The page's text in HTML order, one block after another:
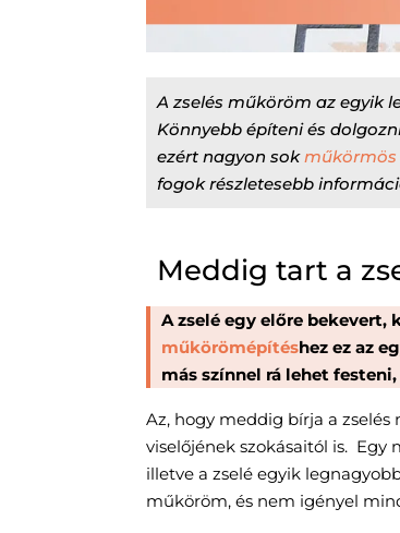
A zselés műköröm az egyik
Könnyebb építeni és
ezért nagyon sok műkörmös
fogok részletesebb
Meddig tart a
A zselé egy előre bekevert,
műkörömépítéshez ez az
más színnel rá lehet
Az, hogy meddig bírja a
viselőjének szokásaitól is.
illetve a zselé egyik
műköröm, és nem igényel